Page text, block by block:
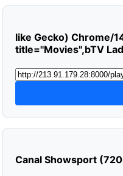
like Gecko) Chrome/
title="Movies",bTV
Canal Showsport